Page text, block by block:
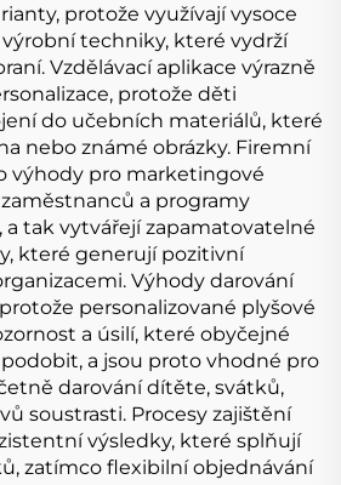
protože využívají vysoce
techniky, které vydrží
Vzdělávací aplikace výrazně
protože děti
do učebních materiálů, které
nebo známé obrázky. Firemní
výhody pro marketingové
a programy
a tak vytvářejí zapamatovatelné
které generují pozitivní
Výhody darování
personalizované plyšové
a úsilí, které obyčejné
a jsou proto vhodné pro
darování dítěte, svátků,
soustrasti. Procesy zajištění
výsledky, které splňují
zatímco flexibilní objednávání